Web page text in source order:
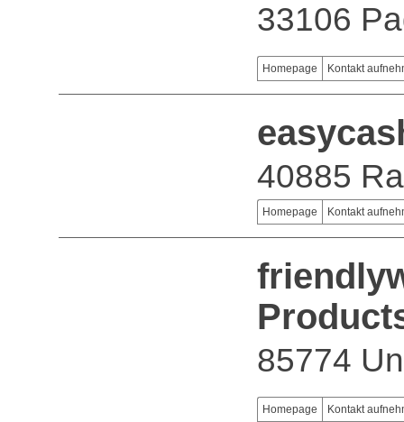
33106
Homepage Kontakt
40885
Homepage Kontakt
85774
Homepage Kontakt